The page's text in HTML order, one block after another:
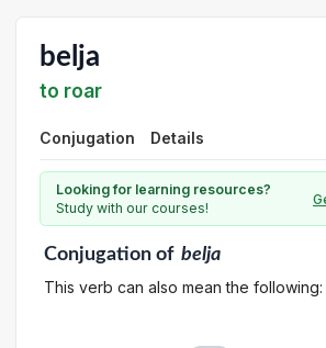
belja
to roar
Conjugation Details
Looking for learning resources?
Study with our courses!
Conjugationof belja
This verb can also mean the